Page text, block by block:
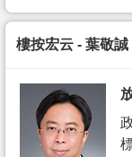
樓按宏云 - 葉敬誠